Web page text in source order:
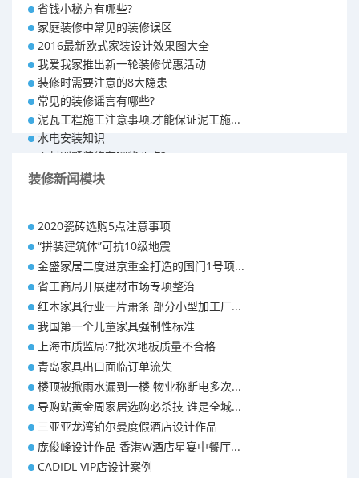
省钱小秘方有哪些?
家庭装修中常见的装修误区
2016最新欧式家装设计效果图大全
我爱我家推出新一轮装修优惠活动
装修时需要注意的8大隐患
常见的装修谣言有哪些?
泥瓦工程施工注意事项,才能保证泥工施...
水电安装知识
乡村别墅装修有哪些要点?
别墅怎样装修之装修技巧
昆明110平米装修预算 装修报价清单
昆明100平米装修多少钱
装修新闻模块
2020瓷砖选购5点注意事项
“拼装建筑体”可抗10级地震
金盛家居二度进京重金打造的国门1号项...
省工商局开展建材市场专项整治
红木家具行业一片萧条 部分小型加工厂...
我国第一个儿童家具强制性标准
上海市质监局:7批次地板质量不合格
青岛家具出口面临订单流失
楼顶被掀雨水漏到一楼 物业称断电多次...
导购站黄金周家居选购必杀技 谁是全城...
三亚亚龙湾铂尔曼度假酒店设计作品
庞俊峰设计作品 香港W酒店星宴中餐厅...
CADIDL VIP店设计案例